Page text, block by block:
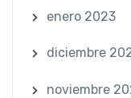
enero 2023
diciembre
noviembre